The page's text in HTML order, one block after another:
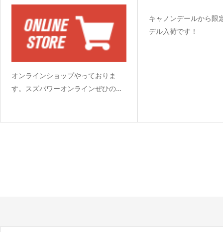
オンラインショップやっておりま
す。スズパワーオンラインぜひの…
キャノンデールから限
デル入荷です！